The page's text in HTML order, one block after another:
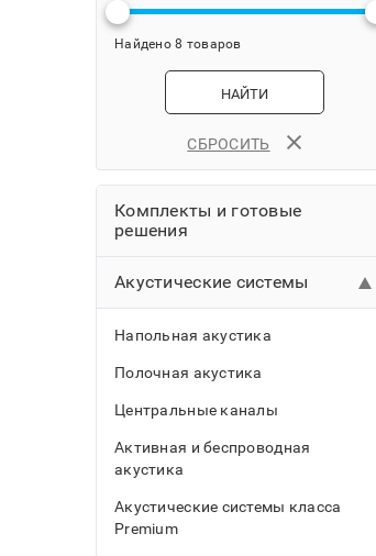
Найдено 8 товаров
НАЙТИ
СБРОСИТЬ
Комплекты и готовые
решения
Акустические системы
Напольная акустика
Полочная акустика
Центральные каналы
Активная и беспроводная
акустика
Акустические системы класса
Premium